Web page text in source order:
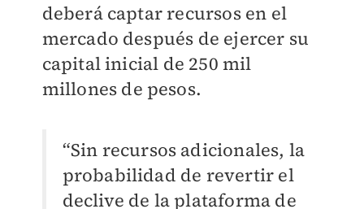
deberá captar recursos en el
mercado después de ejercer su
capital inicial de 250 mil
millones de pesos.
“Sin recursos adicionales, la
probabilidad de revertir el
declive de la plataforma de